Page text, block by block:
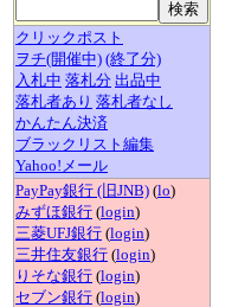
クリックポスト
ヲチ(開催中) (終了分)
入札中 落札分 出品中
落札者あり 落札者なし
かんたん決済
ブラックリスト編集
Yahoo!メール
PayPay銀行 (旧JNB) (lo)
みずほ銀行 (login)
三菱UFJ銀行 (login)
三井住友銀行 (login)
りそな銀行 (login)
セブン銀行 (login)